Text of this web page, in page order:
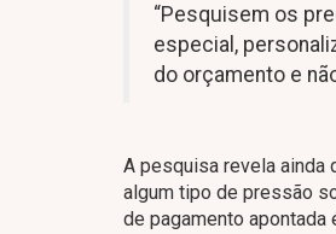
“Pesquisem os
especial,
do orçamento e
A pesquisa revela ainda
algum tipo de pressão
de pagamento apontada